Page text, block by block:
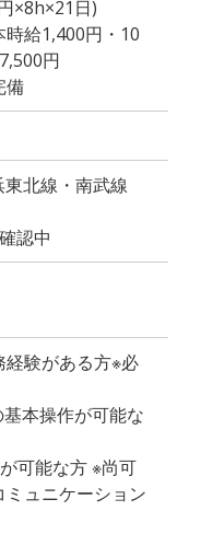
×8h×21日)
給1,400円・10
円
備
東北線・南武線
認中
験がある方※必
本操作が可能な
可能な方 ※尚可
ュニケーション